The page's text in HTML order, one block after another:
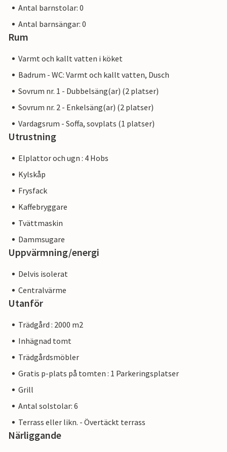
Antal barnstolar: 0
Antal barnsängar: 0
Rum
Varmt och kallt vatten i köket
Badrum - WC: Varmt och kallt vatten, Dusch
Sovrum nr. 1 - Dubbelsäng(ar) (2 platser)
Sovrum nr. 2 - Enkelsäng(ar) (2 platser)
Vardagsrum - Soffa, sovplats (1 platser)
Utrustning
Elplattor och ugn : 4 Hobs
Kylskåp
Frysfack
Kaffebryggare
Tvättmaskin
Dammsugare
Uppvärmning/energi
Delvis isolerat
Centralvärme
Utanför
Trädgård : 2000 m2
Inhägnad tomt
Trädgårdsmöbler
Gratis p-plats på tomten : 1 Parkeringsplatser
Grill
Antal solstolar: 6
Terrass eller likn. - Övertäckt terrass
Närliggande